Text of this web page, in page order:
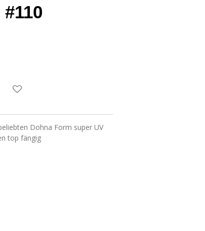
Dohna Form super UV
top fängig